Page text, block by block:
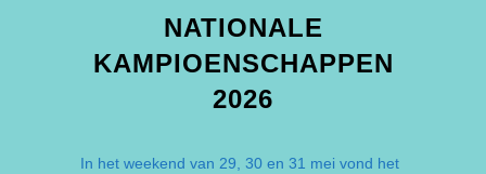
NATIONALE
KAMPIOENSCHAPPEN
2026
In het weekend van 29, 30 en 31 mei vond het